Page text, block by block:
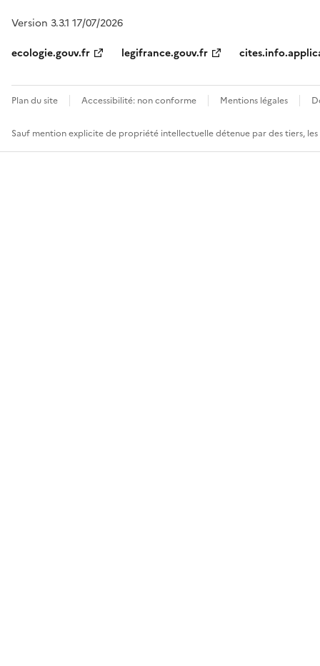
Version 3.3.1 17/07/2026
ecologie.gouv.fr
legifrance.gouv.fr
Plan du site Accessibilité: non conforme Mentions légales
Sauf mention explicite de propriété intellectuelle détenue par des tiers,